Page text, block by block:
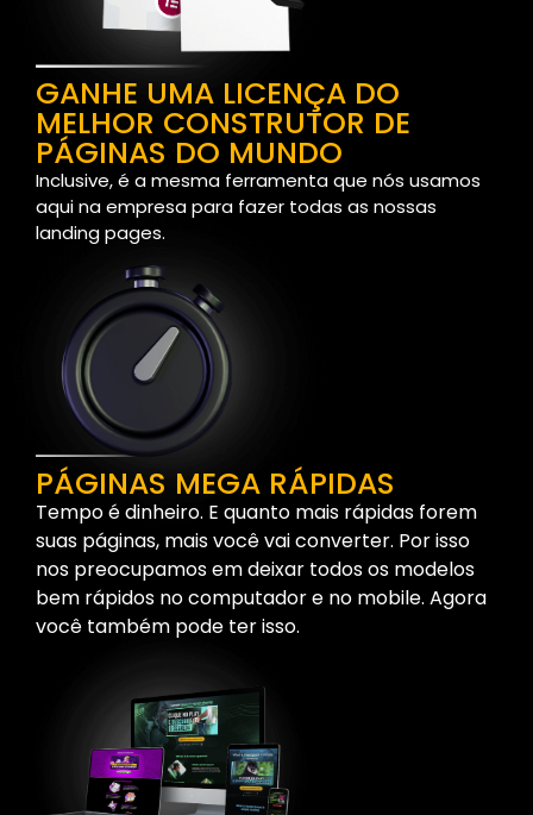
GANHE UMA LICENÇA DO
MELHOR CONSTRUTOR DE
PÁGINAS DO MUNDO
Inclusive, é a mesma ferramenta que nós usamos
aqui na empresa para fazer todas as nossas
landing pages.
PÁGINAS MEGA RÁPIDAS
Tempo é dinheiro. E quanto mais rápidas forem
suas páginas, mais você vai converter. Por isso
nos preocupamos em deixar todos os modelos
bem rápidos no computador e no mobile. Agora
você também pode ter isso.